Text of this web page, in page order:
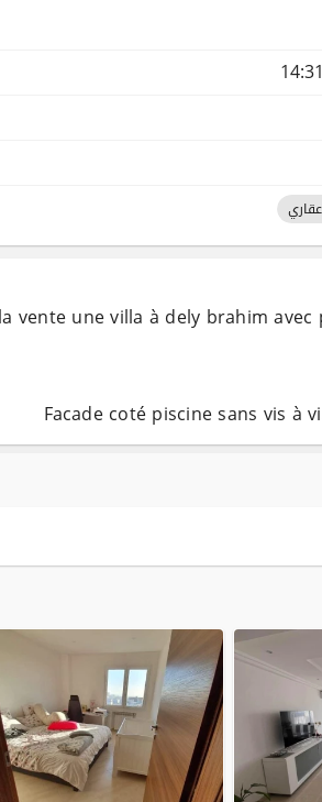
vente une villa à dely brahim
Facade coté piscine sans vis à